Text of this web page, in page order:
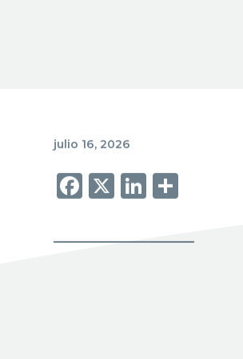
julio 16, 2026
Facebook
X LinkedIn
Share